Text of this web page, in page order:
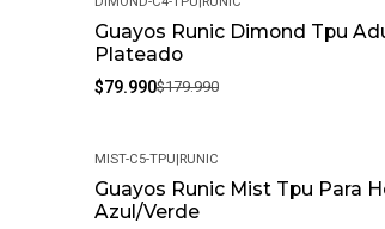
-56%
Guayos Runic Dimond Tpu
Plateado
$79.990$179.990
-56%
MIST-C5-TPU|RUNIC
Guayos Runic Mist Tpu Para
Azul/Verde